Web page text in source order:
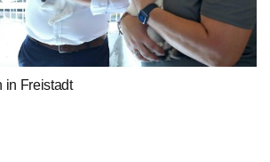
in Freistadt